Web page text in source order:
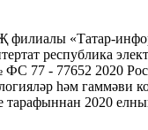
«Татар-
республика
77 - 77652 2020
һәм гаммәви
тарафыннан 2020